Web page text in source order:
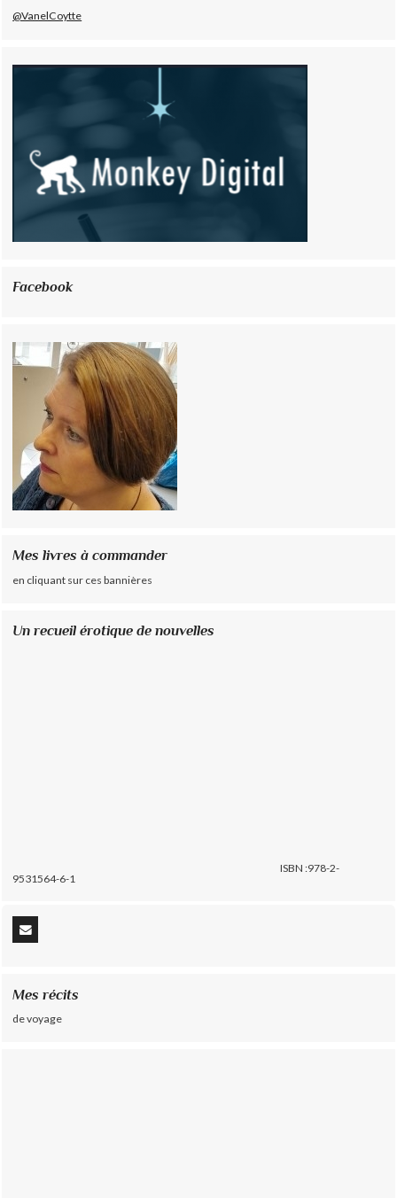
@VanelCoytte
Facebook
Mes livres à commander
en cliquant sur ces bannières
Un recueil érotique de nouvelles
ISBN :978-2-
9531564-6-1
Mes récits
de voyage